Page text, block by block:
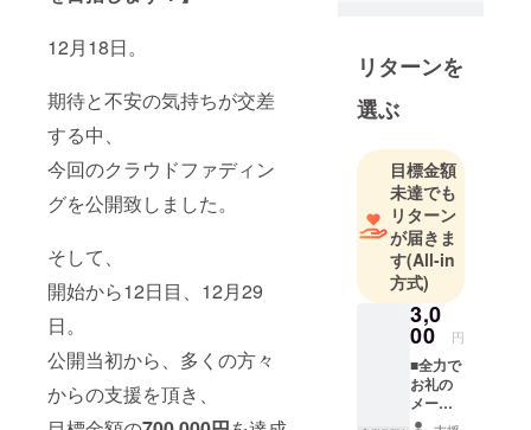
12月18日。
期待と不安の気持ちが交差
する中、
今回のクラウドファディン
グを公開致しました。
そして、
開始から12日目、12月29
日。
公開当初から、多くの方々
からの支援を頂き、
中学校時代
にはキャプ
テンも務め
る。
その後は地
元企業に就
職し、設備
保全を担当
し、5年間勤
務。
退社後は島
おこしボラ
ンティア、
ヒッチハイ
リターンを
選ぶ
目標金額
未達でも
リターン
が届きま
す(All-in
方式)
3,0
00 円
■全力で
お礼の
メール
■THE